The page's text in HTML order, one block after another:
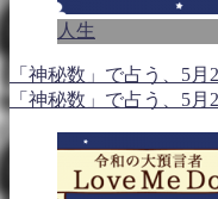
人生
「神秘数」で占う、5月
「神秘数」で占う、5